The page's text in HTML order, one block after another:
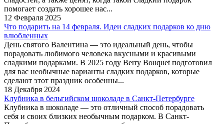
помогает создать хорошее нас...
12 Февраля 2025
Что подарить на 14 февраля. Идеи сладких подарков ко дню
влюбленных
День святого Валентина — это идеальный день, чтобы
порадовать любимого человека вкусными и красивыми
сладкими подарками. В 2025 году Berry Bouquet подготовил
для вас необычные варианты сладких подарков, которые
сделают этот праздник особенны...
18 Декабря 2024
Клубника в бельгийском шоколаде в Санкт-Петербурге
Клубника в шоколаде — это отличный способ порадовать
себя и своих близких необычным подарком. В Санкт-